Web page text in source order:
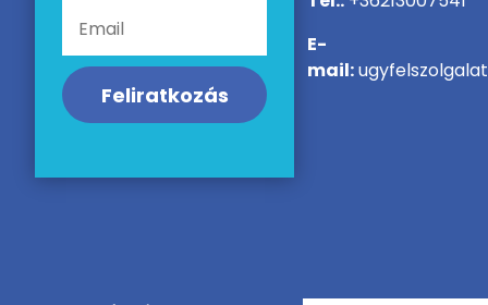
Feliratkozás
E-
mail: